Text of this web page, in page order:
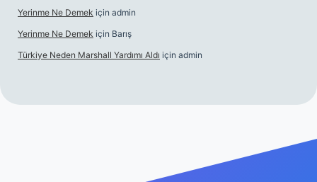
Yerinme Ne Demek için admin
Yerinme Ne Demek için Barış
Türkiye Neden Marshall Yardımı Aldı için admin